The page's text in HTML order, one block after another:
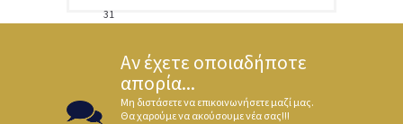
31
Αν έχετε οποιαδήποτε
απορία...
Μη διστάσετε να επικοινωνήσετε μαζί μας.
Θα χαρούμε να ακούσουμε νέα σας!!!